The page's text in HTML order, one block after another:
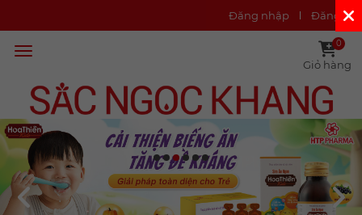
Đăng nhập Đăng ký
Giỏ hàng
0